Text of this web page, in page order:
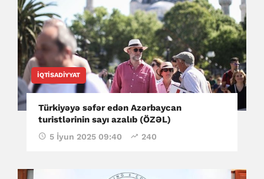
İQTISADIYYAT
Türkiyəyə səfər edən Azərbaycan
turistlərinin sayı azalıb (ÖZƏL)
5 İyun 2025 09:40 240